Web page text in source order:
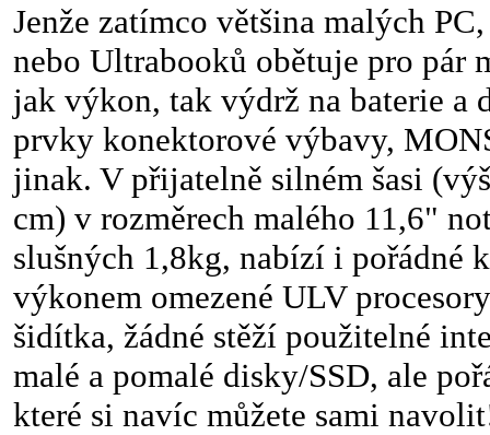
Jenže zatímco většina malých
nebo Ultrabooků obětuje pro
jak výkon, tak výdrž na baterie a
prvky konektorové výbavy,
jinak. V přijatelně silném šasi
cm) v rozměrech malého 11,6"
slušných 1,8kg, nabízí i pořádné
výkonem omezené ULV
šidítka, žádné stěží použitelné
malé a pomalé disky/SSD, ale
které si navíc můžete sami